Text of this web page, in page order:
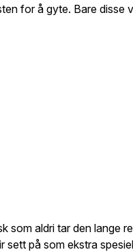
for å gyte. Bare disse
som aldri tar den lange
sett på som ekstra